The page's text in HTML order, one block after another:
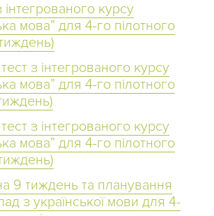
курсу
мова” для 4-го пілотного
з інтегрованого курсу
мова” для 4-го пілотного
з інтегрованого курсу
мова” для 4-го пілотного
9 тиждень та планування
з української мови для 4-